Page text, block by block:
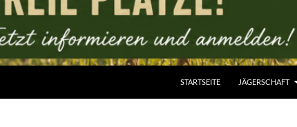
STARTSEITE JÄGERSCHAFT